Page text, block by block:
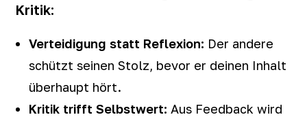
Kritik:
Verteidigung statt Reflexion: Der andere
schützt seinen Stolz, bevor er deinen Inhalt
überhaupt hört.
Kritik trifft Selbstwert: Aus Feedback wird